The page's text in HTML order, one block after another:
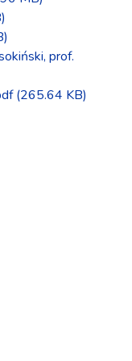
prof.
(265.64 KB)